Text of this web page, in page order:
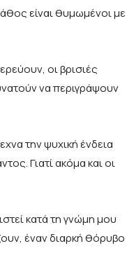
είναι θυμωμένοι με
οι βρισιές
να περιγράψουν
την ψυχική ένδεια
Γιατί ακόμα και οι
κατά τη γνώμη μου
έναν διαρκή θόρυβο